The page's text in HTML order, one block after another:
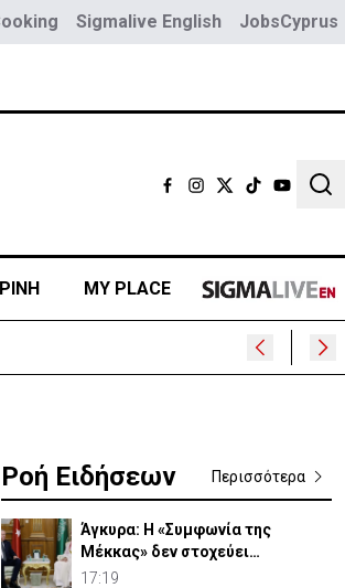
Sigmalive English JobsCyprus
MY PLACE
Ροή Ειδήσεων Περισσότερα
Άγκυρα: Η «Συμφωνία της
Μέκκας» δεν στοχεύει
συγκεκριμένο κράτος
17:19